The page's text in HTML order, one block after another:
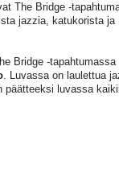
The Bridge -
jazzia, katukorista
Bridge -
. Luvassa on laulettua
luvassa